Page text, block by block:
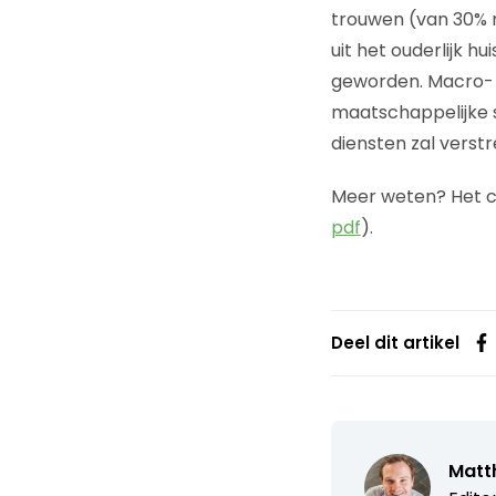
trouwen (van 30%
uit het ouderlijk
geworden.
maatschappelijke
diensten zal
Meer weten? Het
pdf).
Deel dit artikel